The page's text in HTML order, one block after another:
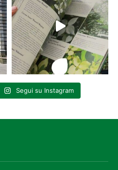
Segui su Instagram